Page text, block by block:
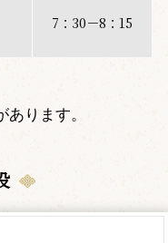
7：30－8：15
ります。